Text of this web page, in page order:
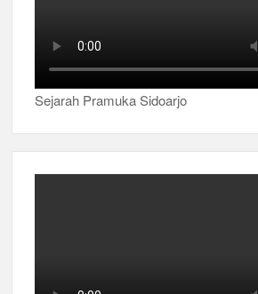
Sejarah Pramuka Sidoarjo